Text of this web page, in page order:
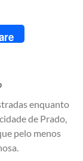
enquanto
de Prado,
pelo menos